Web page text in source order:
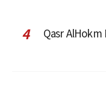
4